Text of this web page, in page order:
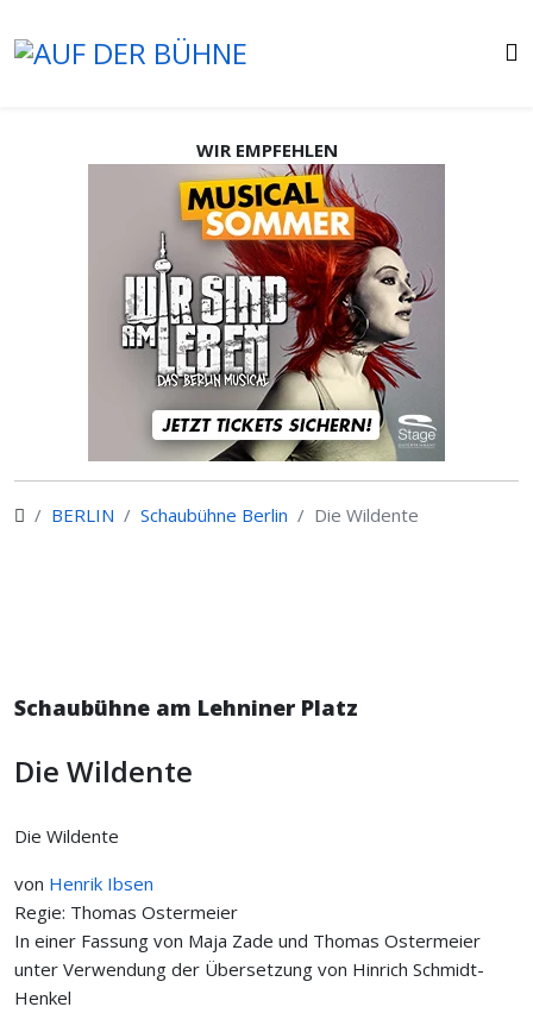
WIR EMPFEHLEN
BERLIN Schaubühne Berlin Die Wildente
Schaubühne am Lehniner Platz
Die Wildente
Die Wildente
von Henrik Ibsen
Regie: Thomas Ostermeier
In einer Fassung von Maja Zade und Thomas Ostermeier
unter Verwendung der Übersetzung von Hinrich Schmidt-
Henkel